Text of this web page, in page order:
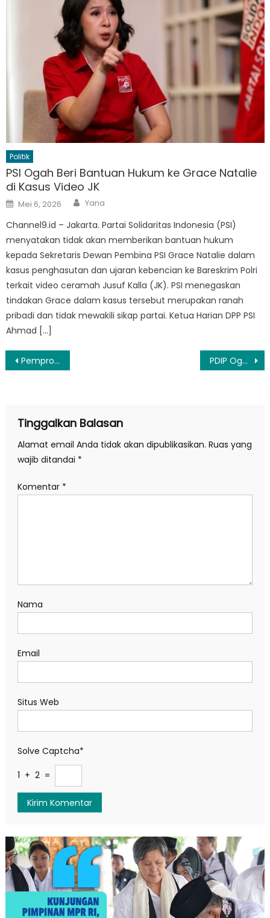
Politik
PSI Ogah Beri Bantuan Hukum ke Grace Natalie
di Kasus Video JK
Posted
on
Mei 6, 2026 Author
Yana
Channel9.id – Jakarta. Partai Solidaritas Indonesia (PSI)
menyatakan tidak akan memberikan bantuan hukum
kepada Sekretaris Dewan Pembina PSI Grace Natalie dalam
kasus penghasutan dan ujaran kebencian ke Bareskrim Polri
terkait video ceramah Jusuf Kalla (JK). PSI menegaskan
tindakan Grace dalam kasus tersebut merupakan ranah
pribadi dan tidak mewakili sikap partai. Ketua Harian DPP PSI
Ahmad […]
Navigasi
Pemprov DKI Anggarkan Rp 141 M untuk Uang Bau ke Kota Bekasi Tahun 2019 PDIP Ogah Beri Bantuan Hukum Bupati Cirebon yang Terjaring OTT KPK
Tinggalkan Balasan
Alamat email Anda tidak akan dipublikasikan. Ruas yang
wajib ditandai *
Komentar *
Nama
Email
Situs Web
Solve Captcha*
1 + 2 =